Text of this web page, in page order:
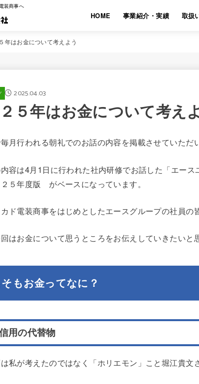
装商事へ
HOME 事業紹介・実績 取扱
年はお金について考えよう
2025.04.03
５年はお金について考え
月行われる朝礼でのお話の内容を掲載させていただ
容は4月1日に行われた社内研修でお話した「エー
５年度版 がベースになっています。
ド電装商事をはじめとしたエースグループの社員の
はお金について思うところをお伝えしていきたいと
もお金ってなに？
用の代替物
私が考えたのではなく「ホリエモン」こと堀江貴文